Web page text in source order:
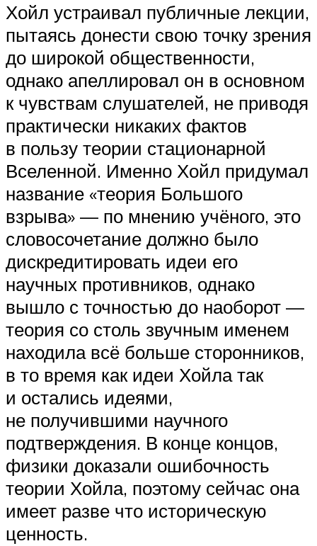
Хойл устраивал публичные лекции,
пытаясь донести свою точку зрения
до широкой общественности,
однако апеллировал он в основном
к чувствам слушателей, не приводя
практически никаких фактов
в пользу теории стационарной
Вселенной. Именно Хойл придумал
название «теория Большого
взрыва» — по мнению учёного, это
словосочетание должно было
дискредитировать идеи его
научных противников, однако
вышло с точностью до наоборот —
теория со столь звучным именем
находила всё больше сторонников,
в то время как идеи Хойла так
и остались идеями,
не получившими научного
подтверждения. В конце концов,
физики доказали ошибочность
теории Хойла, поэтому сейчас она
имеет разве что историческую
ценность.